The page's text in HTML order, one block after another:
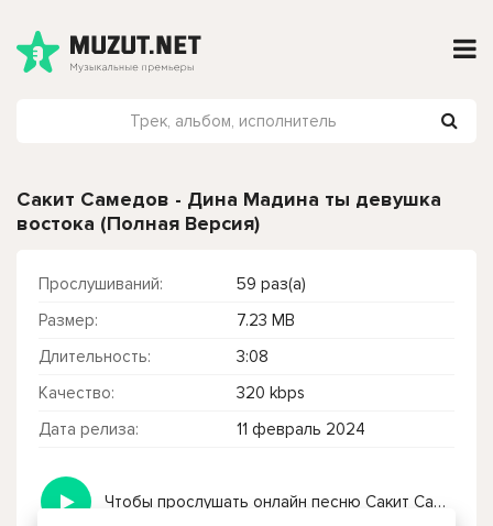
Сакит Самедов - Дина Мадина ты девушка
востока (Полная Версия)
Прослушиваний:
59 раз(а)
Размер:
7.23 MB
Длительность:
3:08
Качество:
320 kbps
Дата релиза:
11 февраль 2024
Чтобы прослушать онлайн песню Сакит Самедов - Дина Мадина ты девушка востока (Полная Версия) нажмите на кнопку плей с светом зелений